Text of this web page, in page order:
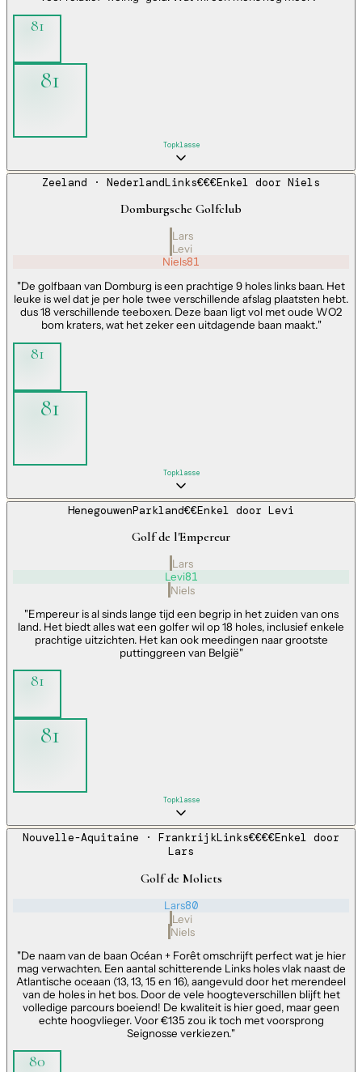
81
81
Topklasse
Zeeland · NederlandLinks€€€Enkel door Niels
Domburgsche Golfclub
Lars
Levi
Niels81
"De golfbaan van Domburg is een prachtige 9 holes links baan. Het
leuke is wel dat je per hole twee verschillende afslag plaatsten hebt.
dus 18 verschillende teeboxen. Deze baan ligt vol met oude WO2
bom kraters, wat het zeker een uitdagende baan maakt."
81
81
Topklasse
HenegouwenParkland€€Enkel door Levi
Golf de l'Empereur
Lars
Levi81
Niels
"Empereur is al sinds lange tijd een begrip in het zuiden van ons
land. Het biedt alles wat een golfer wil op 18 holes, inclusief enkele
prachtige uitzichten. Het kan ook meedingen naar grootste
puttinggreen van België"
81
81
Topklasse
Nouvelle-Aquitaine · FrankrijkLinks€€€€Enkel door
Lars
Golf de Moliets
Lars80
Levi
Niels
"De naam van de baan Océan + Forêt omschrijft perfect wat je hier
mag verwachten. Een aantal schitterende Links holes vlak naast de
Atlantische oceaan (13, 13, 15 en 16), aangevuld door het merendeel
van de holes in het bos. Door de vele hoogteverschillen blijft het
volledige parcours boeiend! De kwaliteit is hier goed, maar geen
echte hoogvlieger. Voor €135 zou ik toch met voorsprong
Seignosse verkiezen."
80